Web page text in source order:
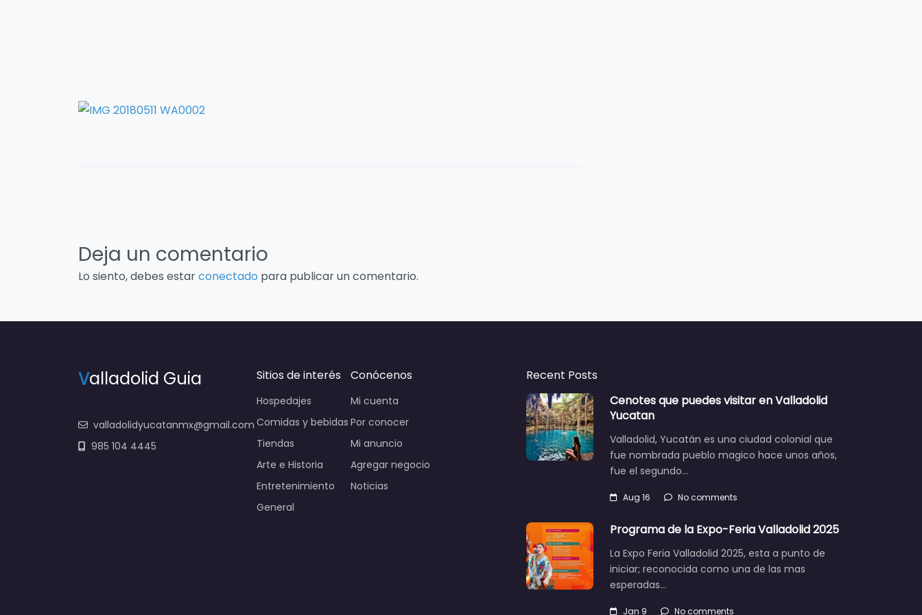
Deja un comentario
Lo siento, debes estarconectado para publicar un comentario.
Valladolid Guia
valladolidyucatanmx@gmail.com
985 104 4445
Sitios de interés
Hospedajes
Comidas y bebidas
Tiendas
Arte e Historia
Entretenimiento
General
Conócenos
Mi cuenta
Por conocer
Mi anuncio
Agregar negocio
Noticias
Recent Posts
Cenotes que puedes visitar en Valladolid
Yucatan
Valladolid, Yucatán es una ciudad colonial que
fue nombrada pueblo magico hace unos años,
fue el segundo…
Aug 16 No comments
Programa de la Expo-Feria Valladolid 2025
La Expo Feria Valladolid 2025, esta a punto de
iniciar; reconocida como una de las mas
esperadas…
Jan 9 No comments